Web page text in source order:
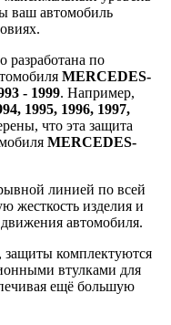
ваш автомобиль
разработана по
MERCEDES-
- 1999. Например,
1995, 1996, 1997,
что эта защита
MERCEDES-
линией по всей
жесткость изделия и
автомобиля.
защиты комплектуются
втулками для
ещё большую